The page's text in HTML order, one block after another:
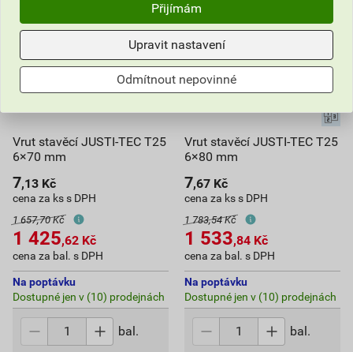
Vrut stavěcí JUSTI-TEC T25
6×70 mm
7,13 Kč
cena za ks s DPH
1 657,70 Kč
1 425,62 Kč
cena za bal. s DPH
Na poptávku
Dostupné jen v (10) prodejnách
bal.
Vrut stavěcí JUSTI-TEC T25
6×80 mm
7,67 Kč
cena za ks s DPH
1 783,54 Kč
1 533,84 Kč
cena za bal. s DPH
Na poptávku
Dostupné jen v (10) prodejnách
bal.
Přijímám
Upravit nastavení
Odmítnout nepovinné